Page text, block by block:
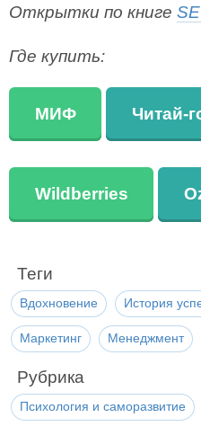
Открытки по книге
Где купить:
МИФ Читай-
Wildberries
Теги
Вдохновение История
Маркетинг Менеджмент
Рубрика
Психология и саморазвитие